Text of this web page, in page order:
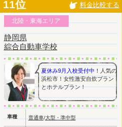
11位 料金比較する
北陸・東海エリア
静岡県
綜合自動車学校
夏休み9月入校受付中！
人気の
浜松市！女性激安自炊プラン
とホテルプラン！
車種 普通車/大型・準中型